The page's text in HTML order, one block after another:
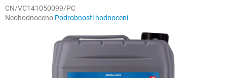
CN/VC141050099/PC
Průměrné
Neohodnoceno Podrobnosti hodnocení